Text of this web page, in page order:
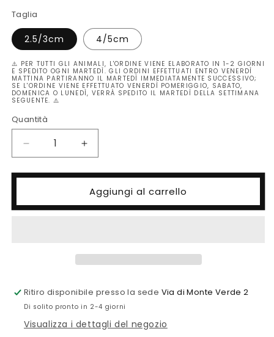
Taglia
2.5/3cm 4/5cm
⚠️ PER TUTTI GLI ANIMALI, L'ORDINE VIENE ELABORATO IN 1-2 GIORNI
E SPEDITO OGNI MARTEDÌ. GLI ORDINI EFFETTUATI ENTRO VENERDÌ
MATTINA PARTIRANNO IL MARTEDÌ IMMEDIATAMENTE SUCCESSIVO;
SE L'ORDINE VIENE EFFETTUATO VENERDÌ POMERIGGIO, SABATO,
DOMENICA O LUNEDÌ, VERRÀ SPEDITO IL MARTEDÌ DELLA SETTIMANA
SEGUENTE. ⚠️
Quantità
Quantità
Diminuisci
quantità
per
King
Aumenta
quantità
per
Peckoltia
sp.
King
Aggiungi al carrello
Ritiro disponibile presso la sede Via di Monte Verde 2
Di solito pronto in 2-4 giorni
Visualizza i dettagli del negozio